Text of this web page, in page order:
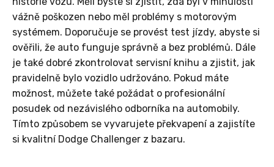
vážně poškozen nebo měl problémy s motorovým
systémem. Doporučuje se provést test jízdy, abyste si
ověřili, že auto funguje správně a bez problémů. Dále
je také dobré zkontrolovat servisní knihu a zjistit, jak
pravidelně bylo vozidlo udržováno. Pokud máte
možnost, můžete také požádat o profesionální
posudek od nezávislého odborníka na automobily.
Tímto způsobem se vyvarujete překvapení a zajistíte
si kvalitní Dodge Challenger z bazaru.